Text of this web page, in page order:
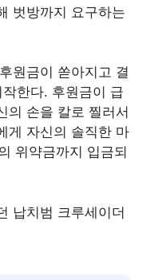
벗방까지 요구하는
원금이 쏟아지고 결
한다. 후원금이 급
의 손을 칼로 찔러서
게 자신의 솔직한 마
위약금까지 입금되
납치범 크루세이더